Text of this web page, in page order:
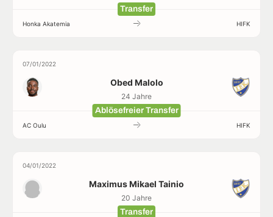
Transfer
Honka Akatemia HIFK
07/01/2022
Obed Malolo
24 Jahre
Ablösefreier Transfer
AC Oulu HIFK
04/01/2022
Maximus Mikael Tainio
20 Jahre
Transfer